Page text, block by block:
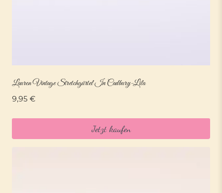
Lauren Vintage Stretchgürtel In Cadbury-Lila
9,95 €
Jetzt kaufen